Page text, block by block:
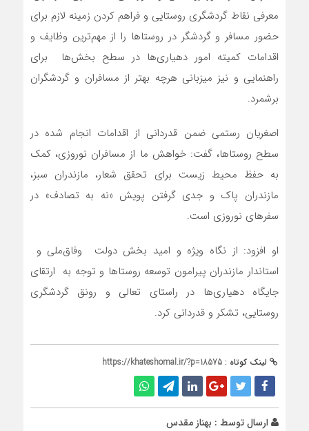
معرفی نقاط گردشگری روستایی و فراهم کردن زمینه لازم برای
حضور مسافر و گردشگر در روستاها را از مهم‌ترین وظایف و
اقدامات کمیته امور دهیاری‌ها در سطح بخش‌ها برای
راهنمایی و نیز میزبانی هرچه بهتر از مسافران و گردشگران
برشمرد.
اصغریان‌ رستمی ضمن قدردانی از اقدامات انجام شده در
سطح روستاها، گفت: خواهش ما از مسافران نوروزی، کمک
به حفظ محیط زیست برای تحقق شعار، مازندران سبز،
مازندران پاک و جدی گرفتن پویش «نه به تصادف» در
سفرهای نوروزی است.
او افزود: از نگاه ویژه و امید بخش دولت وفاق‌ملی و
استاندار مازندران پیرامون توسعه روستاها و توجه به ارتقای
جایگاه دهیاری‌ها در راستای تعالی و رونق گردشگری
روستایی، تشکر و قدردانی کرد.
لینک کوتاه : https://khateshomal.ir/?p=18575
ارسال توسط : بهناز مقدس